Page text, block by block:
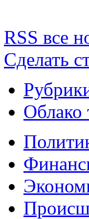
RSS все
Сделать
Облако